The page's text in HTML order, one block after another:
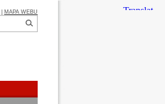
MAPA WEBU